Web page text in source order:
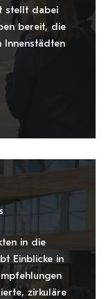
stellt dabei
bereit, die
Innenstädten
in die
Einblicke in
zirkuläre